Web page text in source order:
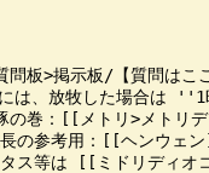
>掲示板/【質問はこ
、放牧した場合は
巻：[[メトリ>メトリ
の参考用：[[ヘンウ
ス等は [[ミドリディオ